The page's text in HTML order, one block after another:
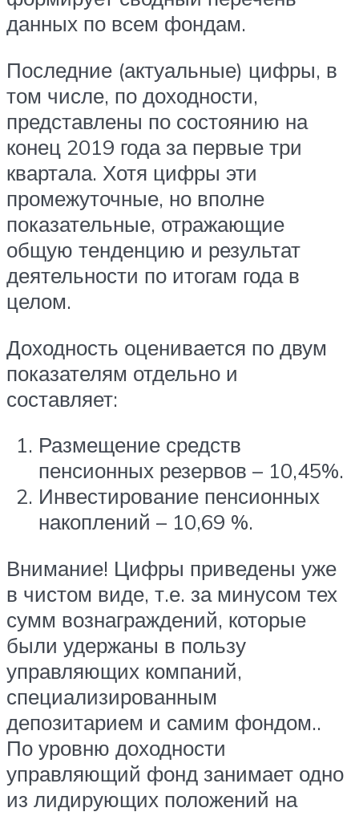
данных по всем фондам.
Последние (актуальные) цифры, в
том числе, по доходности,
представлены по состоянию на
конец 2019 года за первые три
квартала. Хотя цифры эти
промежуточные, но вполне
показательные, отражающие
общую тенденцию и результат
деятельности по итогам года в
целом.
Доходность оценивается по двум
показателям отдельно и
составляет:
Размещение средств
пенсионных резервов – 10,45%.
Инвестирование пенсионных
накоплений – 10,69 %.
Внимание! Цифры приведены уже
в чистом виде, т.е. за минусом тех
сумм вознаграждений, которые
были удержаны в пользу
управляющих компаний,
специализированным
депозитарием и самим фондом..
По уровню доходности
управляющий фонд занимает одно
из лидирующих положений на